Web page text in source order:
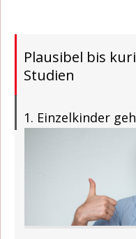
Plausibel bis
Studien
1. Einzelkinder